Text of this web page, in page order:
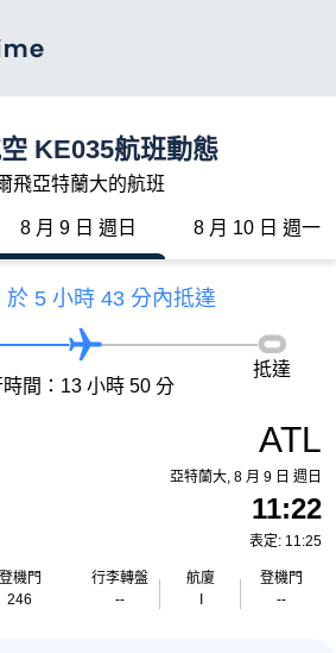
KE035航班動態
飛亞特蘭大的航班
8 月 9 日 週日 8 月 10 日 週一
於 5 小時 43 分內抵達
登機門
246
間：13 小時 50 分
抵達
ATL
亞特蘭大, 8 月 9 日 週日
11:22
表定: 11:25
行李轉盤
--
航廈
登機門
--